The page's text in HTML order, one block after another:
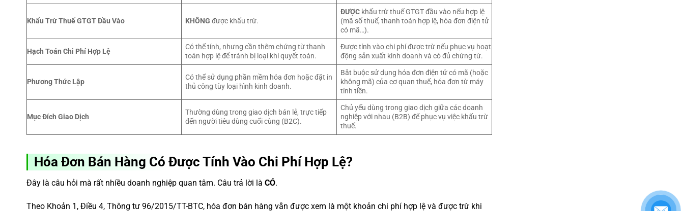
Khấu Trừ Thuế GTGT Đầu Vào KHÔNG được khấu trừ.
ĐƯỢC khấu trừ thuế GTGT đầu vào nếu hợp lệ
(mã số thuế, thanh toán hợp lệ, hóa đơn điện tử
có mã…).
Hạch Toán Chi Phí Hợp Lệ
Có thể tính, nhưng cần thêm chứng từ thanh
toán hợp lệ để tránh bị loại khi quyết toán.
Được tính vào chi phí được trừ nếu phục vụ hoạt
động sản xuất kinh doanh và có đủ chứng từ.
Phương Thức Lập
Có thể sử dụng phần mềm hóa đơn hoặc đặt in
thủ công tùy loại hình kinh doanh.
Bắt buộc sử dụng hóa đơn điện tử có mã (hoặc
không mã) của cơ quan thuế, hóa đơn từ máy
tính tiền.
Mục Đích Giao Dịch
Thường dùng trong giao dịch bán lẻ, trực tiếp
đến người tiêu dùng cuối cùng (B2C).
Chủ yếu dùng trong giao dịch giữa các doanh
nghiệp với nhau (B2B) để phục vụ việc khấu trừ
thuế.
Hóa Đơn Bán Hàng Có Được Tính Vào Chi Phí Hợp Lệ?
Đây là câu hỏi mà rất nhiều doanh nghiệp quan tâm. Câu trả lời là CÓ.
Theo Khoản 1, Điều 4, Thông tư 96/2015/TT-BTC, hóa đơn bán hàng vẫn được xem là một khoản chi phí hợp lệ và được trừ khi